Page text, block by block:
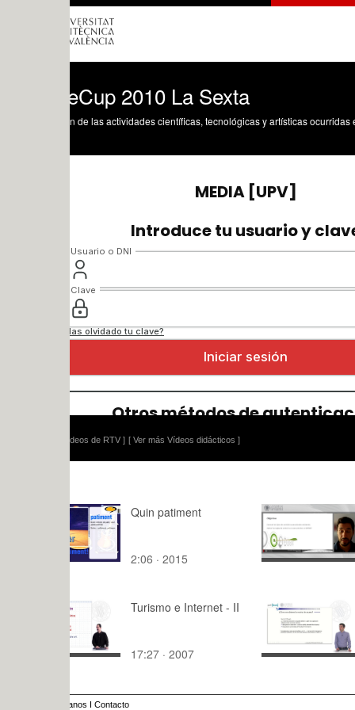
2010 La Sexta
de las actividades científicas, tecnológicas y artísticas ocurridas en los tres
[ Ver más Vídeos didácticos ]
Quin patiment
2:06 · 2015
Controles
EPANET.
control
10:42 ·
Turismo e Internet - II
17:27 · 2007
S2.5-
(Breadth
3:35 · 2013